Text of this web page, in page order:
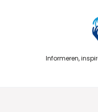
Informeren,